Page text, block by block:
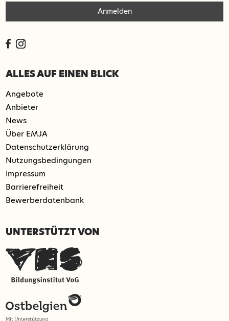
UNTERSTÜTZT VON
ALLES AUF EINEN BLICK
Angebote
Anbieter
News
Über EMJA
Datenschutzerklärung
Nutzungsbedingungen
Impressum
Barrierefreiheit
Bewerberdatenbank